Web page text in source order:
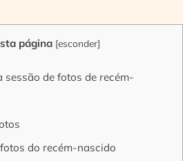
página [esconder]
sessão de fotos de recém-
do recém-nascido